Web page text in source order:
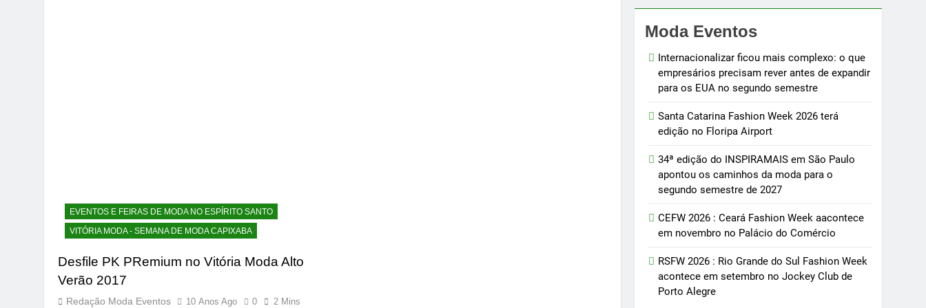
EVENTOS E FEIRAS DE MODA NO ESPÍRITO SANTO
VITÓRIA MODA - SEMANA DE MODA CAPIXABA
Desfile PK PRemium no Vitória Moda Alto
Verão 2017
Redação Moda Eventos 10 Anos Ago 0 2 Mins
Moda Eventos
Internacionalizar ficou mais complexo: o que
empresários precisam rever antes de expandir
para os EUA no segundo semestre
Santa Catarina Fashion Week 2026 terá
edição no Floripa Airport
34ª edição do INSPIRAMAIS em São Paulo
apontou os caminhos da moda para o
segundo semestre de 2027
CEFW 2026 : Ceará Fashion Week aacontece
em novembro no Palácio do Comércio
RSFW 2026 : Rio Grande do Sul Fashion Week
acontece em setembro no Jockey Club de
Porto Alegre